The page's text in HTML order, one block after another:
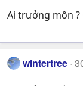
Ai trưởng môn
wintertree